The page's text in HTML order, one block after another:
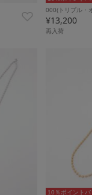
000(トリプル・
¥13,200
再入荷
10％ポイントバ